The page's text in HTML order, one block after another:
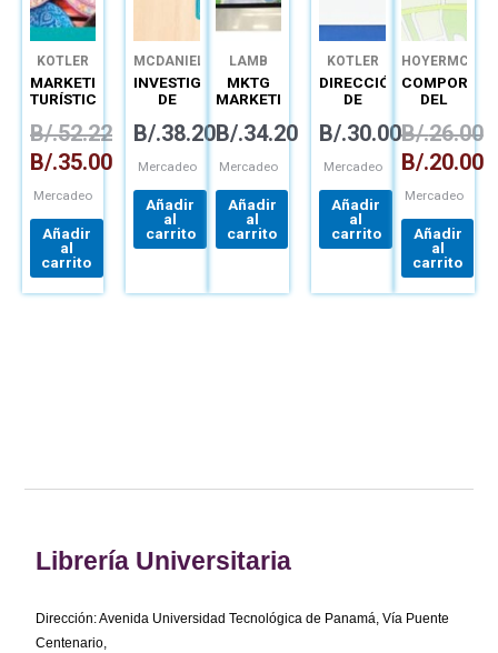
KOTLER
MARKETING
TURÍSTICO
B/.52.22
B/.35.00
Mercadeo
Añadir
al
carrito
MCDANIEL
INVESTIGACIÓN
DE
B/.38.20
Mercadeo
Añadir
al
carrito
LAMB
MKTG
MARKETING
B/.34.20
Mercadeo
Añadir
al
carrito
KOTLER
DIRECCIÓN
DE
B/.30.00
Mercadeo
Añadir
al
carrito
HOYER
DEL
B/.26.00
B/.20.00
Mercadeo
Añadir
al
carrito
Librería Universitaria
Dirección: Avenida Universidad Tecnológica de Panamá, Vía Puente
Centenario,